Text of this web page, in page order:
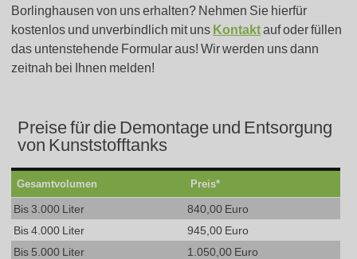
Borlinghausen von uns erhalten? Nehmen Sie hierfür
kostenlos und unverbindlich mit uns Kontaktauf oder füllen
das untenstehende Formular aus! Wir werden uns dann
zeitnah bei Ihnen melden!
Preise für die Demontage und Entsorgung
von Kunststofftanks
Gesamtvolumen Preis*
Bis 3.000 Liter
840,00 Euro
Bis 4.000 Liter
945,00 Euro
Bis 5.000 Liter
1.050,00 Euro